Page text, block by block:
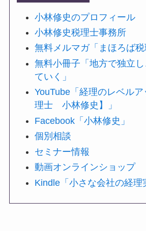
小林修史のプロフィール
小林修史税理士事務所
無料メルマガ「まほろば税
無料小冊子「地方で独立
ていく」
YouTube「経理のレベル
理士 小林修史】」
Facebook「小林修史」
個別相談
セミナー情報
動画オンラインショップ
Kindle「小さな会社の経理